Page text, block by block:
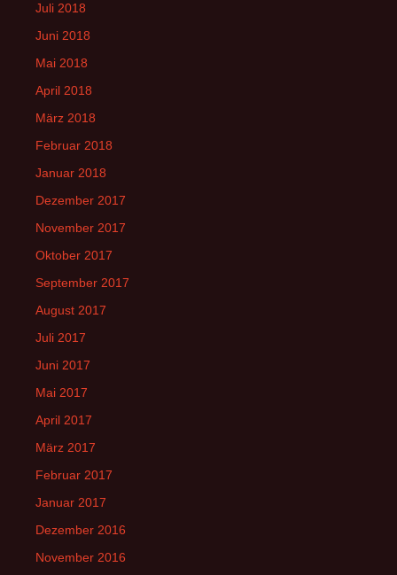
Juli 2018
Juni 2018
Mai 2018
April 2018
März 2018
Februar 2018
Januar 2018
Dezember 2017
November 2017
Oktober 2017
September 2017
August 2017
Juli 2017
Juni 2017
Mai 2017
April 2017
März 2017
Februar 2017
Januar 2017
Dezember 2016
November 2016